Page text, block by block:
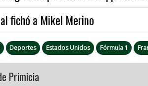
fichó a Mikel Merino
Deportes Estados Unidos Fórmula 1
Primicia